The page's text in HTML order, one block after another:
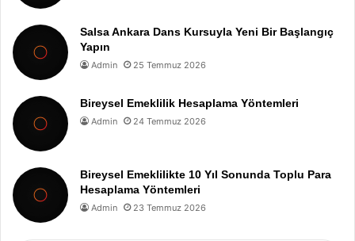
Salsa Ankara Dans Kursuyla Yeni Bir Başlangıç
Yapın
Admin 25 Temmuz 2026
Bireysel Emeklilik Hesaplama Yöntemleri
Admin 24 Temmuz 2026
Bireysel Emeklilikte 10 Yıl Sonunda Toplu Para
Hesaplama Yöntemleri
Admin 23 Temmuz 2026